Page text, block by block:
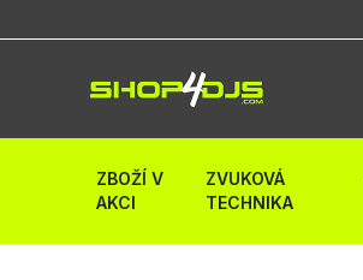
ZBOŽÍ V
AKCI
ZVUKOVÁ
TECHNIKA